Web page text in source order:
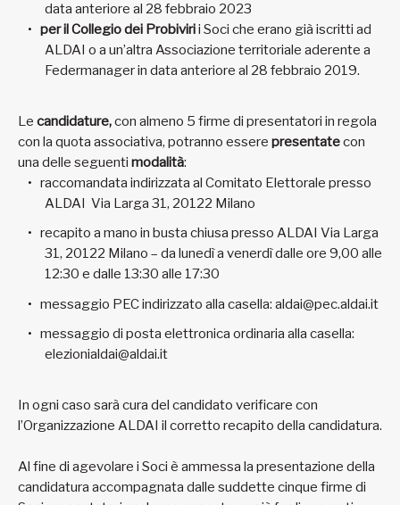
data anteriore al 28 febbraio 2023
per il Collegio dei Probivirii Soci che erano già iscritti ad
ALDAI o a un’altra Associazione territoriale aderente a
Federmanager in data anteriore al 28 febbraio 2019.
Le candidature,con almeno 5 firme di presentatori in regola
con la quota associativa, potranno essere presentatecon
una delle seguenti modalità:
raccomandata indirizzata al Comitato Elettorale presso
ALDAI Via Larga 31, 20122 Milano
recapito a mano in busta chiusa presso ALDAI Via Larga
31, 20122 Milano – da lunedì a venerdì dalle ore 9,00 alle
12:30 e dalle 13:30 alle 17:30
messaggio PEC indirizzato alla casella: aldai@pec.aldai.it
messaggio di posta elettronica ordinaria alla casella:
elezionialdai@aldai.it
In ogni caso sarà cura del candidato verificare con
l’Organizzazione ALDAI il corretto recapito della candidatura.
Al fine di agevolare i Soci è ammessa la presentazione della
candidatura accompagnata dalle suddette cinque firme di